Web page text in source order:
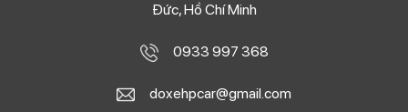
Đức, Hồ Chí Minh
0933 997 368
doxehpcar@gmail.com